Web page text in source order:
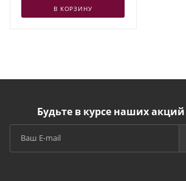
В КОРЗИНУ
Будьте в курсе наших